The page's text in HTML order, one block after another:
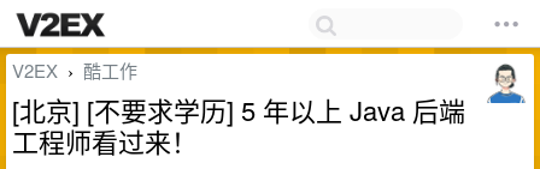
V2EX › 酷工作
[北京] [不要求学历] 5 年以上 Java 后端
工程师看过来！